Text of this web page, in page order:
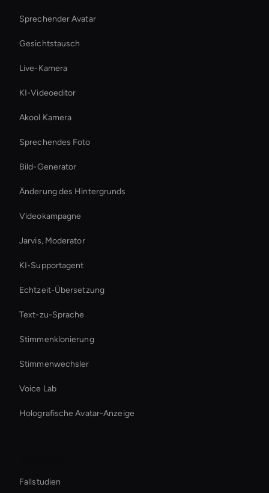
Sprechender Avatar
Gesichtstausch
Live-Kamera
KI-Videoeditor
Akool Kamera
Sprechendes Foto
Bild-Generator
Änderung des Hintergrunds
Videokampagne
Jarvis, Moderator
KI-Supportagent
Echtzeit-Übersetzung
Text-zu-Sprache
Stimmenklonierung
Stimmenwechsler
Voice Lab
Holografische Avatar-Anzeige
Fallstudien